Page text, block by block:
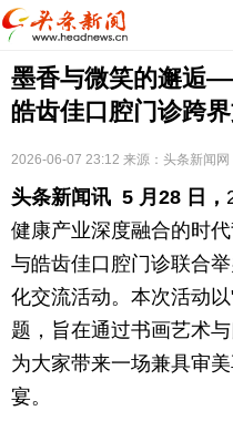
首
页
娱
乐
科
地
汽
育
健
墨香与微笑的邂逅
皓齿佳口腔门诊跨
2026-06-07 23:12 来源： 头条新闻网
头条新闻讯 5 月28 日，
健康产业深度融合的时
与皓齿佳口腔门诊联合
化交流活动。本次活动
题，旨在通过书画艺术
为大家带来一场兼具审
宴。